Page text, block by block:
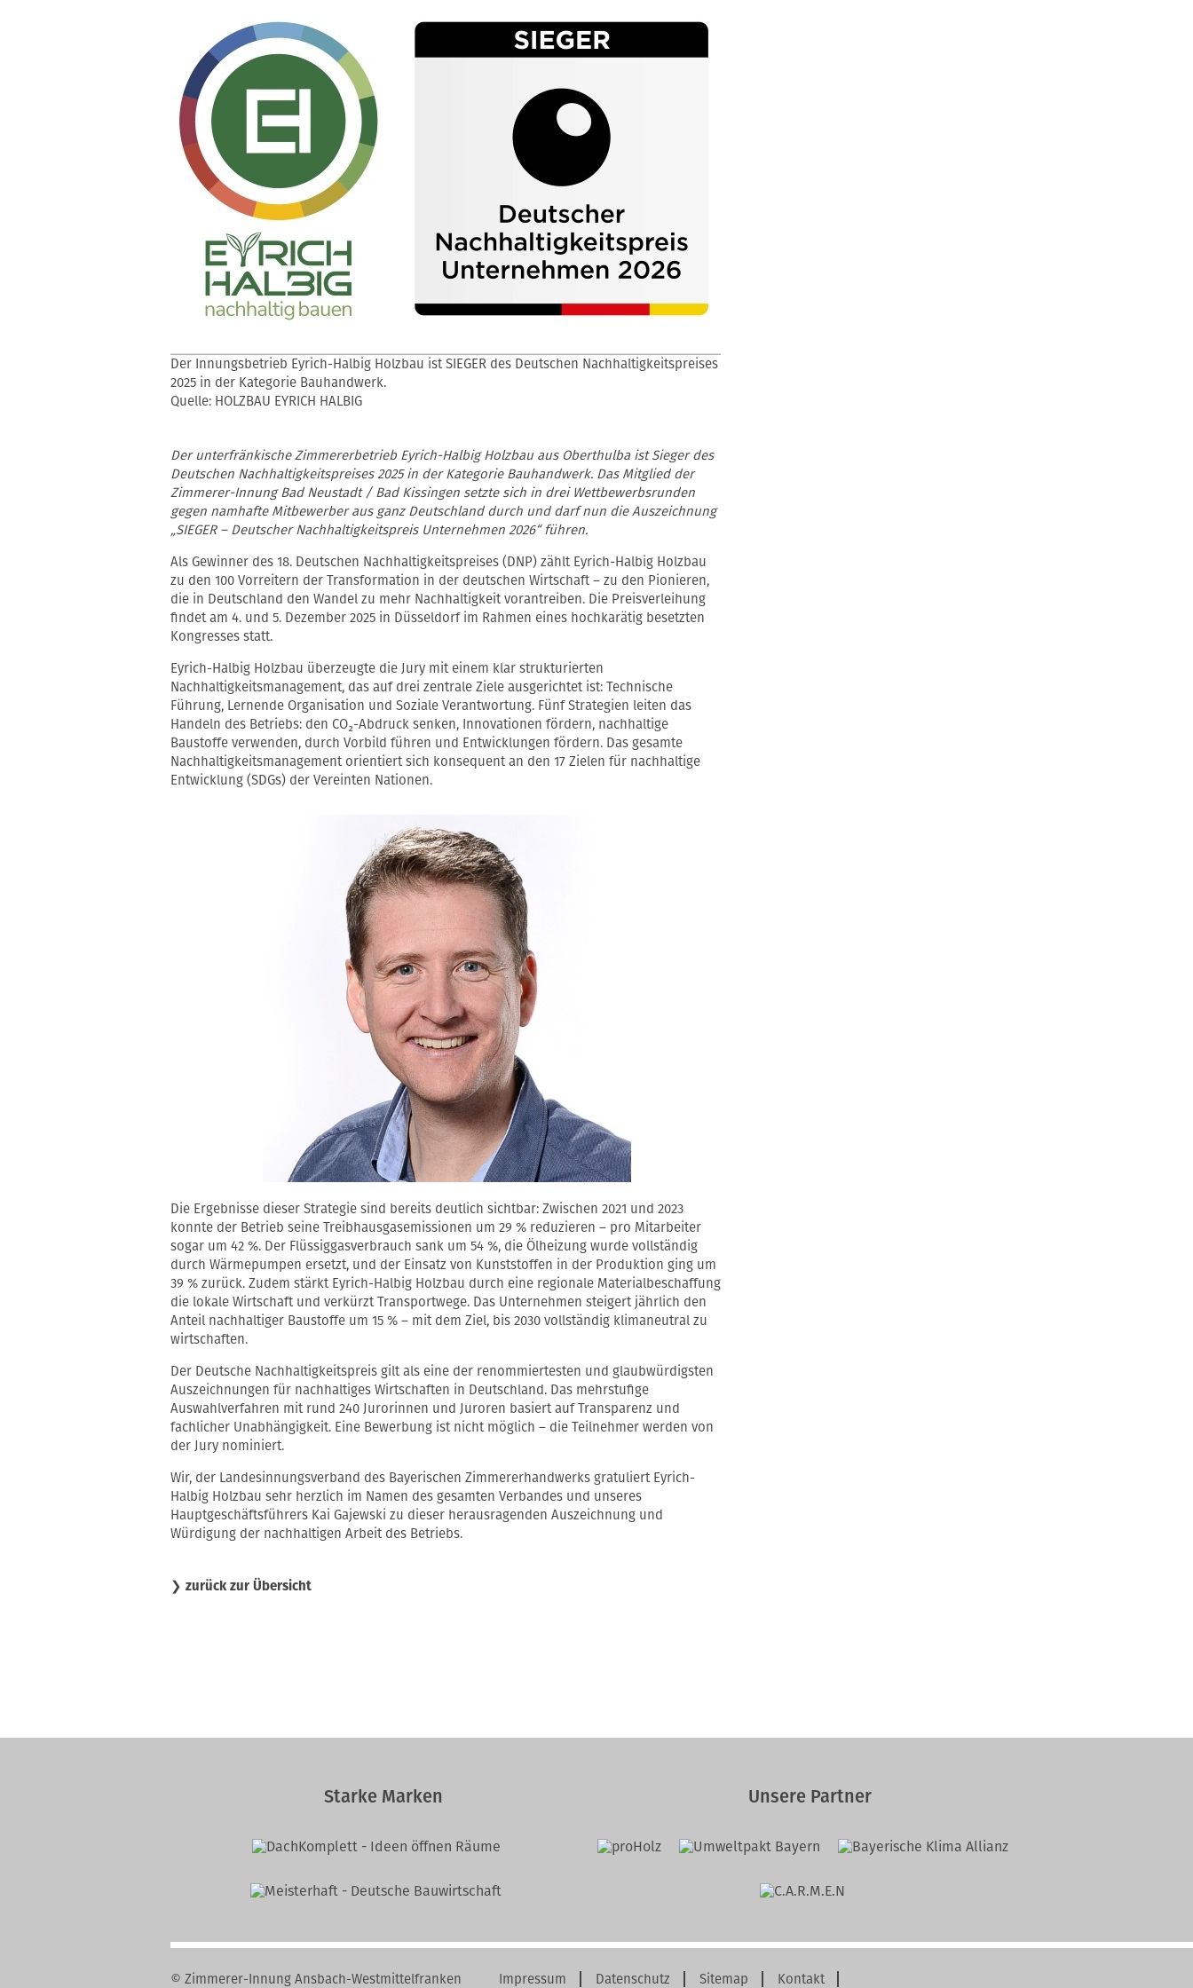
Der Innungsbetrieb Eyrich-Halbig Holzbau ist SIEGER des Deutschen Nachhaltigkeitspreises
2025 in der Kategorie Bauhandwerk.
Quelle: HOLZBAU EYRICH HALBIG
Der unterfränkische Zimmererbetrieb Eyrich-Halbig Holzbau aus Oberthulba ist Sieger des
Deutschen Nachhaltigkeitspreises 2025 in der Kategorie Bauhandwerk. Das Mitglied der
Zimmerer-Innung Bad Neustadt / Bad Kissingen setzte sich in drei Wettbewerbsrunden
gegen namhafte Mitbewerber aus ganz Deutschland durch und darf nun die Auszeichnung
„SIEGER – Deutscher Nachhaltigkeitspreis Unternehmen 2026“ führen.
Als Gewinner des 18. Deutschen Nachhaltigkeitspreises (DNP) zählt Eyrich-Halbig Holzbau
zu den 100 Vorreitern der Transformation in der deutschen Wirtschaft – zu den Pionieren,
die in Deutschland den Wandel zu mehr Nachhaltigkeit vorantreiben. Die Preisverleihung
findet am 4. und 5. Dezember 2025 in Düsseldorf im Rahmen eines hochkarätig besetzten
Kongresses statt.
Eyrich-Halbig Holzbau überzeugte die Jury mit einem klar strukturierten
Nachhaltigkeitsmanagement, das auf drei zentrale Ziele ausgerichtet ist: Technische
Führung, Lernende Organisation und Soziale Verantwortung. Fünf Strategien leiten das
Handeln des Betriebs: den CO₂-Abdruck senken, Innovationen fördern, nachhaltige
Baustoffe verwenden, durch Vorbild führen und Entwicklungen fördern. Das gesamte
Nachhaltigkeitsmanagement orientiert sich konsequent an den 17 Zielen für nachhaltige
Entwicklung (SDGs) der Vereinten Nationen.
Die Ergebnisse dieser Strategie sind bereits deutlich sichtbar: Zwischen 2021 und 2023
konnte der Betrieb seine Treibhausgasemissionen um 29 % reduzieren – pro Mitarbeiter
sogar um 42 %. Der Flüssiggasverbrauch sank um 54 %, die Ölheizung wurde vollständig
durch Wärmepumpen ersetzt, und der Einsatz von Kunststoffen in der Produktion ging um
39 % zurück. Zudem stärkt Eyrich-Halbig Holzbau durch eine regionale Materialbeschaffung
die lokale Wirtschaft und verkürzt Transportwege. Das Unternehmen steigert jährlich den
Anteil nachhaltiger Baustoffe um 15 % – mit dem Ziel, bis 2030 vollständig klimaneutral zu
wirtschaften.
Der Deutsche Nachhaltigkeitspreis gilt als eine der renommiertesten und glaubwürdigsten
Auszeichnungen für nachhaltiges Wirtschaften in Deutschland. Das mehrstufige
Auswahlverfahren mit rund 240 Jurorinnen und Juroren basiert auf Transparenz und
fachlicher Unabhängigkeit. Eine Bewerbung ist nicht möglich – die Teilnehmer werden von
der Jury nominiert.
Wir, der Landesinnungsverband des Bayerischen Zimmererhandwerks gratuliert Eyrich-
Halbig Holzbau sehr herzlich im Namen des gesamten Verbandes und unseres
Hauptgeschäftsführers Kai Gajewski zu dieser herausragenden Auszeichnung und
Würdigung der nachhaltigen Arbeit des Betriebs.
❯ zurück zur Übersicht
Starke Marken Unsere Partner
© Zimmerer-Innung Ansbach-Westmittelfranken Impressum Datenschutz Sitemap Kontakt